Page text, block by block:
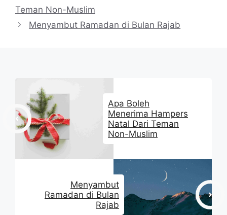
Teman Non-Muslim
Menyambut Ramadan di Bulan Rajab
Apa Boleh
Menerima Hampers
Natal Dari Teman
Non-Muslim
Menyambut
Ramadan di Bulan
Rajab